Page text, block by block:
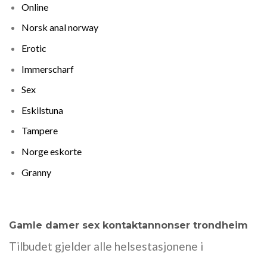
Online
Norsk anal norway
Erotic
Immerscharf
Sex
Eskilstuna
Tampere
Norge eskorte
Granny
Gamle damer sex kontaktannonser trondheim
Tilbudet gjelder alle helsestasjonene i